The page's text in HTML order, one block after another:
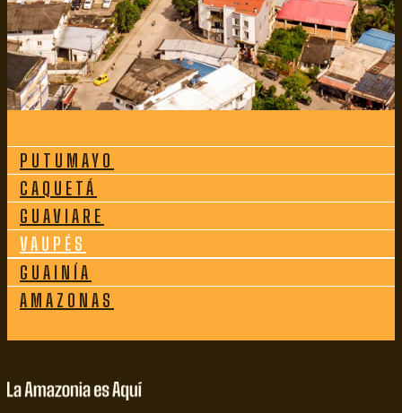
PUTUMAYO
CAQUETÁ
GUAVIARE
VAUPÉS
GUAINÍA
AMAZONAS